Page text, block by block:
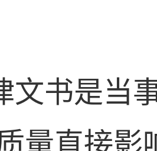
文书是当
量直接影